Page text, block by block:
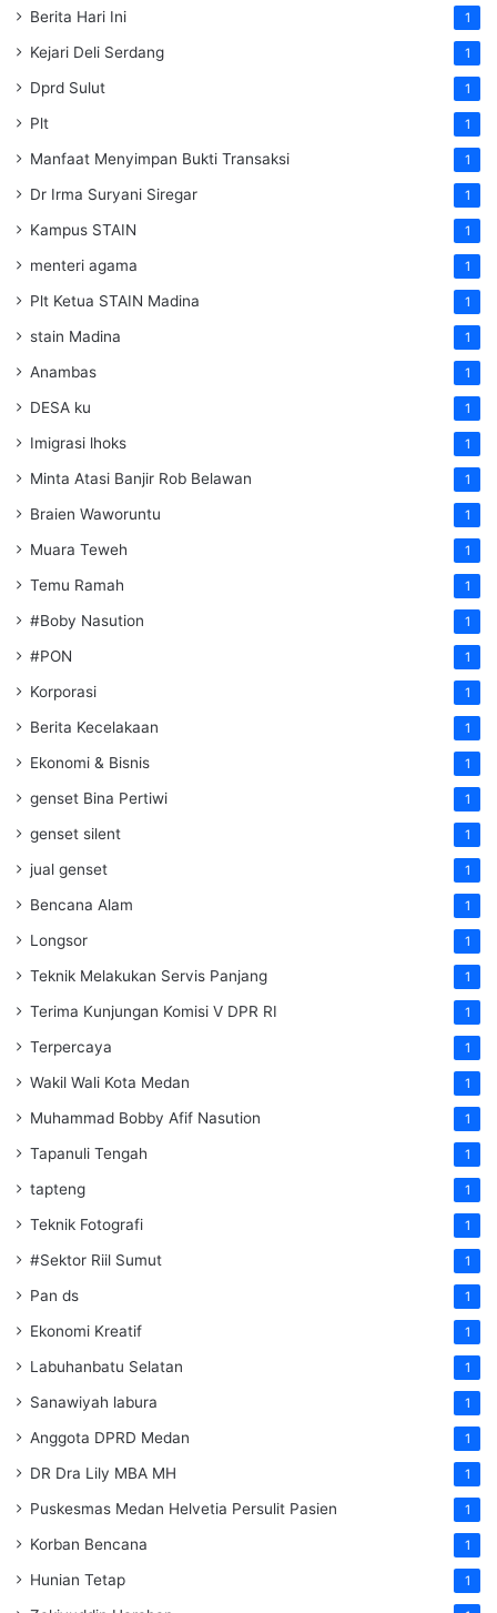
Berita Hari Ini 1
Kejari Deli Serdang 1
Dprd Sulut 1
Plt 1
Manfaat Menyimpan Bukti Transaksi 1
Dr Irma Suryani Siregar 1
Kampus STAIN 1
menteri agama 1
Plt Ketua STAIN Madina 1
stain Madina 1
Anambas 1
DESA ku 1
Imigrasi lhoks 1
Minta Atasi Banjir Rob Belawan 1
Braien Waworuntu 1
Muara Teweh 1
Temu Ramah 1
#Boby Nasution 1
#PON 1
Korporasi 1
Berita Kecelakaan 1
Ekonomi & Bisnis 1
genset Bina Pertiwi 1
genset silent 1
jual genset 1
Bencana Alam 1
Longsor 1
Teknik Melakukan Servis Panjang 1
Terima Kunjungan Komisi V DPR RI 1
Terpercaya 1
Wakil Wali Kota Medan 1
Muhammad Bobby Afif Nasution 1
Tapanuli Tengah 1
tapteng 1
Teknik Fotografi 1
#Sektor Riil Sumut 1
Pan ds 1
Ekonomi Kreatif 1
Labuhanbatu Selatan 1
Sanawiyah labura 1
Anggota DPRD Medan 1
DR Dra Lily MBA MH 1
Puskesmas Medan Helvetia Persulit Pasien 1
Korban Bencana 1
Hunian Tetap 1